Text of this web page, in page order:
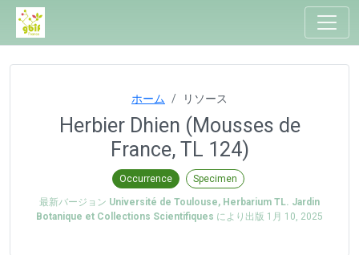
ホーム リソース
Herbier Dhien (Mousses de
France, TL 124)
Occurrence Specimen
最新バージョン Université de Toulouse, Herbarium TL. Jardin
Botanique et Collections Scientifiques により出版 1月 10, 2025